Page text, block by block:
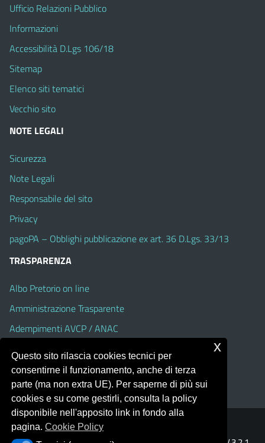
Ufficio Relazioni Pubblico
Informazioni
Accessibilità D.Lgs 106/18
Sitemap
Elenco siti tematici
Vecchio sito
NOTE LEGALI
Sicurezza
Note Legali
Responsabile del sito
Privacy
pagoPA – Obblighi pubblicazione ex art. 36 D.Lgs. 33/13
TRASPARENZA
Albo Pretorio on line
Amministrazione Trasparente
Adempimenti AVCP / ANAC
Dichiarazione di accessibilità
Portale realizzato con la piattaforma
Questo sito rilascia cookies tecnici per
consentirne il funzionamento, anche di terza
parte (ma non extra UE). Per saperne di più sui
cookies e su come gestirli, consulta la policy
disponibile nell'apposito link in fondo alla
pagina.Cookie Policy
x